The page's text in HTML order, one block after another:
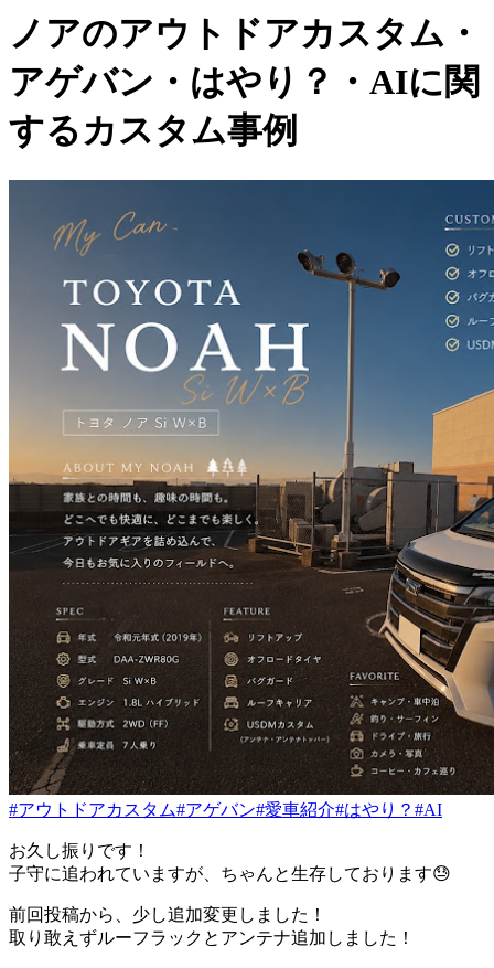
ノアのアウトドアカスタム・
アゲバン・はやり？・AIに関
するカスタム事例
#アウトドアカスタム#アゲバン#愛車紹介#はやり？ #AI
お久し振りです！
子守に追われていますが、ちゃんと生存しております😓
前回投稿から、少し追加変更しました！
取り敢えずルーフラックとアンテナ追加しました！